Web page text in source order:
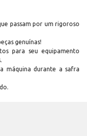
passam por um rigoroso
genuínas!
para seu equipamento
máquina durante a safra